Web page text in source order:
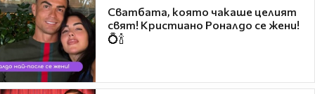
Сватбата, която чакаше целият
свят! Кристиано Роналдо се жени!
💍🍾